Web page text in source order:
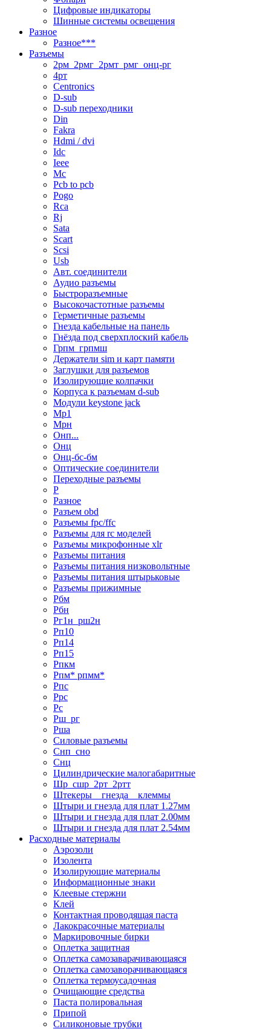
Цифровые индикаторы
Шинные системы освещения
Разное
Разное***
Разъемы
2рм_2рмг_2рмт_рмг_онц-рг
4рт
Centronics
D-sub
D-sub переходники
Din
Fakra
Hdmi / dvi
Idc
Ieee
Mc
Pcb to pcb
Pogo
Rca
Rj
Sata
Scart
Scsi
Usb
Авт. соединители
Аудио разъемы
Быстроразъемные
Высокочастотные разъемы
Герметичные разъемы
Гнезда кабельные на панель
Гнёзда под сверхплоский кабель
Грпм_грпмш
Держатели sim и карт памяти
Заглушки для разъемов
Изолирующие колпачки
Корпуса к разъемам d-sub
Модули keystone jack
Мр1
Мрн
Онп...
Онц
Онц-бс-бм
Оптические соединители
Переходные разъемы
Р
Разное
Разъем obd
Разъемы fpc/ffc
Разъемы для rc моделей
Разъемы микрофонные xlr
Разъемы питания
Разъемы питания низковольтные
Разъемы питания штырьковые
Разъемы прижимные
Рбм
Рбн
Рг1н_рш2н
Рп10
Рп14
Рп15
Рпкм
Рпм* рпмм*
Рпс
Ррс
Рс
Рш_рг
Рша
Силовые разъемы
Снп_сно
Снц
Цилиндрические малогабаритные
Шр_сшр_2рт_2ртт
Штекеры _ гнезда _ клеммы
Штыри и гнезда для плат 1.27мм
Штыри и гнезда для плат 2.00мм
Штыри и гнезда для плат 2.54мм
Расходные материалы
Аэрозоли
Изолента
Изолирующие материалы
Информационные знаки
Клеевые стержни
Клей
Контактная проводящая паста
Лакокрасочные материалы
Маркировочные бирки
Оплетка защитная
Оплетка самозаварачивающаяся
Оплетка самозаворачивающаяся
Оплетка термоусадочная
Очищающие средства
Паста полировальная
Припой
Силиконовые трубки